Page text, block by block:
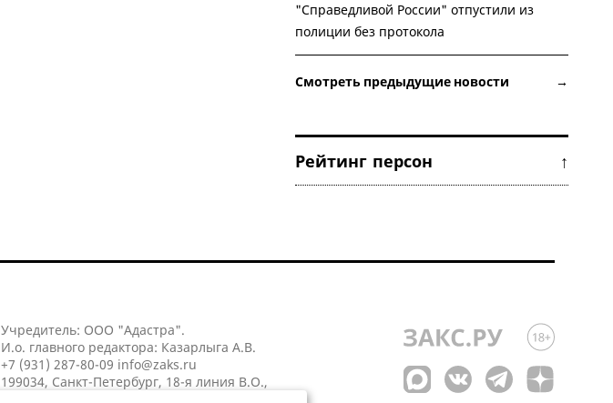
"Справедливой России" отпустили из
полиции без протокола
Смотреть предыдущие новости →
Рейтинг персон ↑
Учредитель: ООО "Адастра".
И.о. главного редактора: Казарлыга А.В.
+7 (931) 287-80-09 info@zaks.ru
199034, Санкт-Петербург, 18-я линия В.О.,